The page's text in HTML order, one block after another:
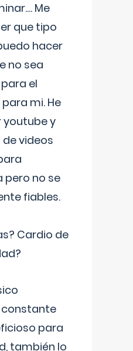
Me
que tipo
hacer
no sea
el
mi. He
youtube y
videos
pero no se
fiables.
Cardio de
para
también lo